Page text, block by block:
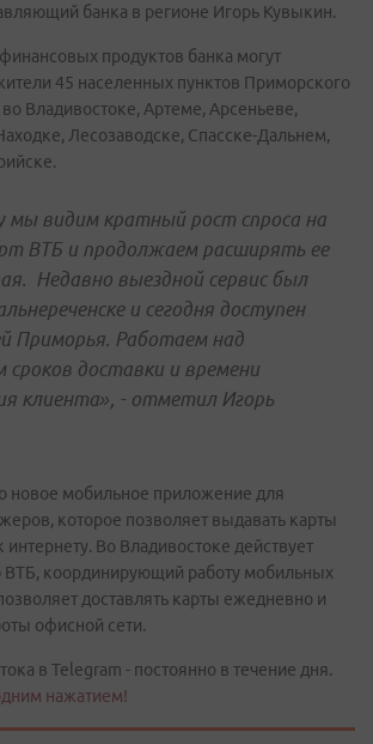
банка в регионе Игорь Кувыкин.
продуктов банка могут
45 населенных пунктов Приморского
во Владивостоке, Артеме, Арсеньеве,
Лесозаводске, Спасске-Дальнем,
мы видим кратный рост спроса на
ВТБ и продолжаем расширять ее
Недавно выездной сервис был
и сегодня доступен
Приморья. Работаем над
сроков доставки и времени
клиента», - отметил Игорь
новое мобильное приложение для
которое позволяет выдавать карты
интернету. Во Владивостоке действует
ВТБ, координирующий работу мобильных
доставлять карты ежедневно и
офисной сети.
в Telegram - постоянно в течение дня.
нажатием!